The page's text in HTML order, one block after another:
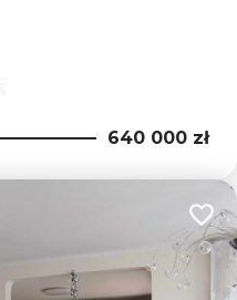
640 000 zł